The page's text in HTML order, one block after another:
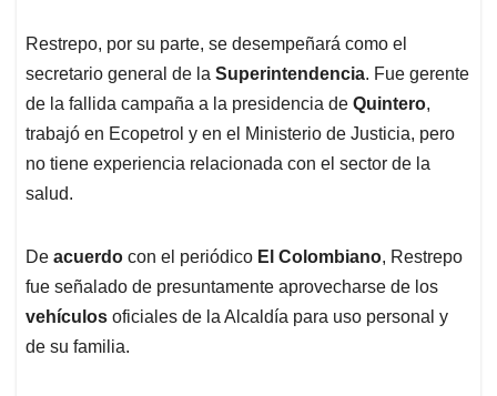
Restrepo, por su parte, se desempeñará como el
secretario general de la Superintendencia. Fue gerente
de la fallida campaña a la presidencia de Quintero,
trabajó en Ecopetrol y en el Ministerio de Justicia, pero
no tiene experiencia relacionada con el sector de la
salud.
De acuerdo con el periódico El Colombiano, Restrepo
fue señalado de presuntamente aprovecharse de los
vehículos oficiales de la Alcaldía para uso personal y
de su familia.